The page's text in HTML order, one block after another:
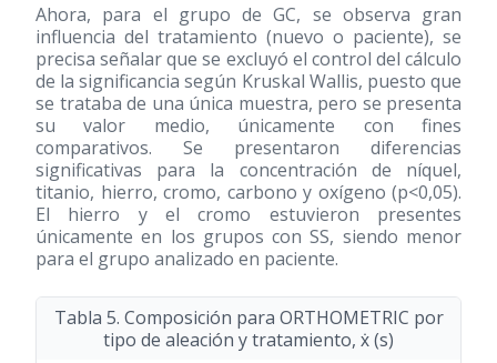
Ahora, para el grupo de GC, se observa gran
influencia del tratamiento (nuevo o paciente), se
precisa señalar que se excluyó el control del cálculo
de la significancia según Kruskal Wallis, puesto que
se trataba de una única muestra, pero se presenta
su valor medio, únicamente con fines
comparativos. Se presentaron diferencias
significativas para la concentración de níquel,
titanio, hierro, cromo, carbono y oxígeno (p<0,05).
El hierro y el cromo estuvieron presentes
únicamente en los grupos con SS, siendo menor
para el grupo analizado en paciente.
Tabla 5. Composición para ORTHOMETRIC por
tipo de aleación y tratamiento, ẋ (s)